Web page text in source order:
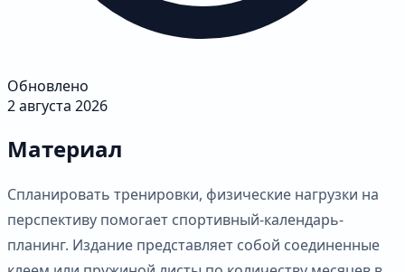
Обновлено
2 августа 2026
Материал
Спланировать тренировки, физические нагрузки на
перспективу помогает спортивный-календарь-
планинг. Издание представляет собой соединенные